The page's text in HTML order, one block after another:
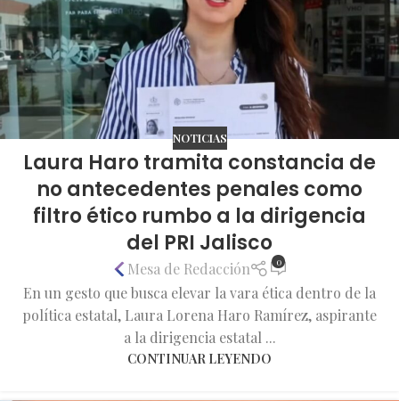
NOTICIAS
Laura Haro tramita constancia de
no antecedentes penales como
filtro ético rumbo a la dirigencia
del PRI Jalisco
Mesa de Redacción 0
En un gesto que busca elevar la vara ética dentro de la
política estatal, Laura Lorena Haro Ramírez, aspirante
a la dirigencia estatal ...
CONTINUAR LEYENDO